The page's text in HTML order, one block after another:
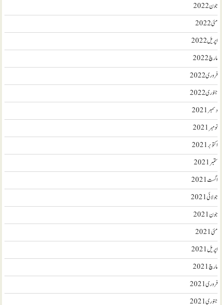
جون 2022
مئی 2022
اپریل 2022
مارچ 2022
فروری 2022
جنوری 2022
دسمبر 2021
نومبر 2021
اکتوبر 2021
ستمبر 2021
اگست 2021
جولائی 2021
جون 2021
مئی 2021
اپریل 2021
مارچ 2021
فروری 2021
جنوری 2021